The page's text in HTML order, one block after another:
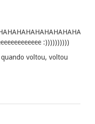
:))))))))))
voltou, voltou